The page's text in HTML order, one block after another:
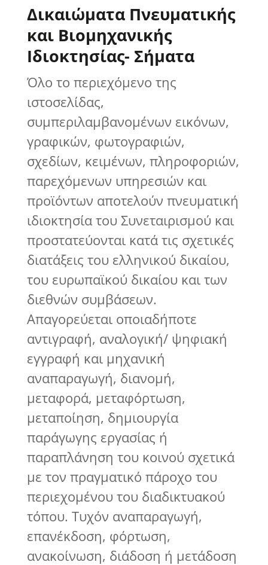
Δικαιώματα Πνευματικής
και Βιομηχανικής
Ιδιοκτησίας- Σήματα
Όλο το περιεχόμενο της
ιστοσελίδας,
συμπεριλαμβανομένων εικόνων,
γραφικών, φωτογραφιών,
σχεδίων, κειμένων, πληροφοριών,
παρεχόμενων υπηρεσιών και
προϊόντων αποτελούν πνευματική
ιδιοκτησία του Συνεταιρισμού και
προστατεύονται κατά τις σχετικές
διατάξεις του ελληνικού δικαίου,
του ευρωπαϊκού δικαίου και των
διεθνών συμβάσεων.
Απαγορεύεται οποιαδήποτε
αντιγραφή, αναλογική/ ψηφιακή
εγγραφή και μηχανική
αναπαραγωγή, διανομή,
μεταφορά, μεταφόρτωση,
μεταποίηση, δημιουργία
παράγωγης εργασίας ή
παραπλάνηση του κοινού σχετικά
με τον πραγματικό πάροχο του
περιεχομένου του διαδικτυακού
τόπου. Τυχόν αναπαραγωγή,
επανέκδοση, φόρτωση,
ανακοίνωση, διάδοση ή μετάδοση